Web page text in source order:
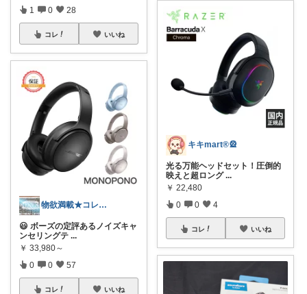
1 0 28
コレ いいね
物欲満載★コレクションは商品分類別です★
😃 ボーズの定評あるノイズキャ
ンセリングテ ...
￥ 33,980～
0 0 57
コレ いいね
キキmart®️🎡
光る万能ヘッドセット！圧倒的
映えと超ロング ...
￥ 22,480
0 0 4
コレ いいね